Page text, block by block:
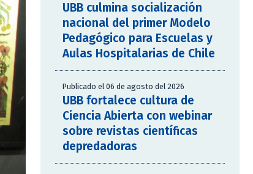
UBB culmina socialización
nacional del primer Modelo
Pedagógico para Escuelas y
Aulas Hospitalarias de Chile
Publicado el 06 de agosto del 2026
UBB fortalece cultura de
Ciencia Abierta con webinar
sobre revistas científicas
depredadoras